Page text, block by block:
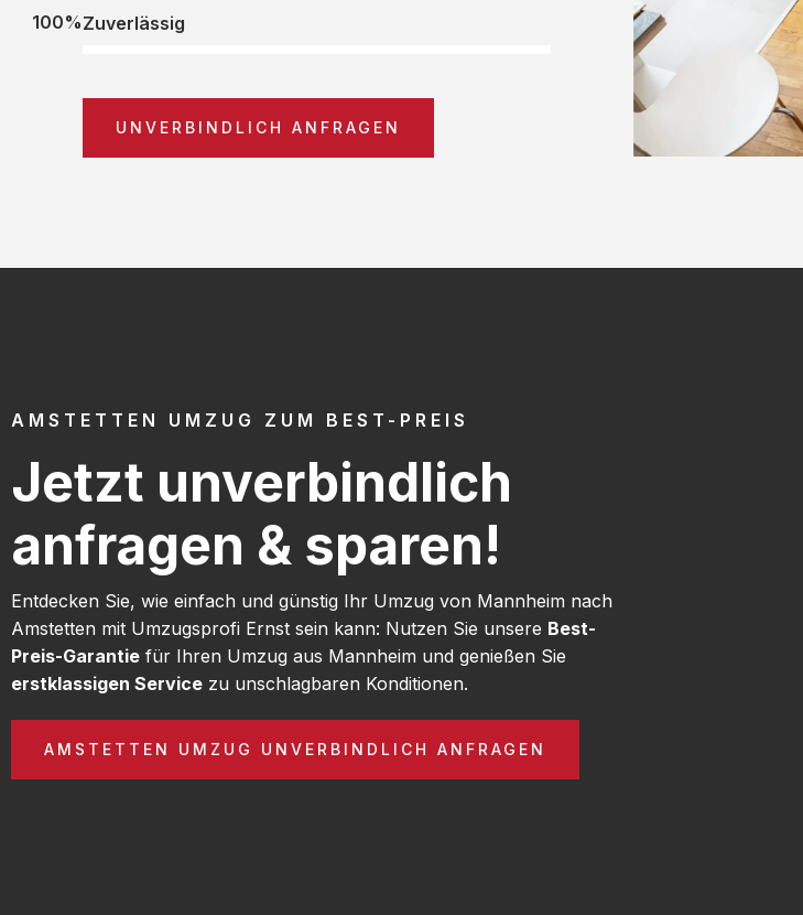
Zuverlässig
100%
UNVERBINDLICH ANFRAGEN
AMSTETTEN UMZUG ZUM BEST-PREIS
Jetzt unverbindlich
anfragen & sparen!
Entdecken Sie, wie einfach und günstig Ihr Umzug von Mannheim nach
Amstetten mit Umzugsprofi Ernst sein kann: Nutzen Sie unsere Best-
Preis-Garantie für Ihren Umzug aus Mannheim und genießen Sie
erstklassigen Service zu unschlagbaren Konditionen.
AMSTETTEN UMZUG UNVERBINDLICH ANFRAGEN